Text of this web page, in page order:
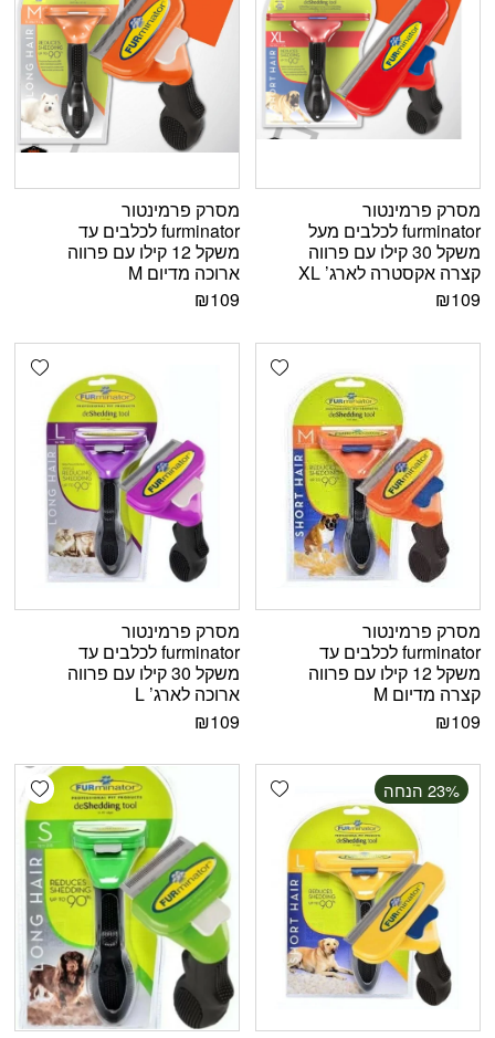
מסרק פרמינטור
furminator לכלבים מעל
משקל 30 קילו עם פרווה
קצרה אקסטרה לארג’ XL
₪109
מסרק פרמינטור
furminator לכלבים עד
משקל 12 קילו עם פרווה
ארוכה מדיום M
₪109
Add wishlist
מסרק פרמינטור
furminator לכלבים עד
משקל 12 קילו עם פרווה
קצרה מדיום M
₪109
מסרק פרמינטור
furminator לכלבים עד
משקל 30 קילו עם פרווה
ארוכה לארג’ L
₪109
Add wishlist ‫23% הנחה